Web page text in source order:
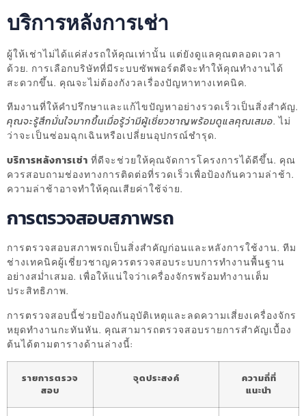
บริการหลังการเช่า
ผู้ให้เช่าไม่ได้แค่ส่งรถให้คุณเท่านั้น แต่ยังดูแลคุณตลอดเวลา
ด้วย. การเลือกบริษัทที่มีระบบซัพพอร์ตดีจะทำให้คุณทำงานได้
สะดวกขึ้น. คุณจะไม่ต้องกังวลเรื่องปัญหาทางเทคนิค.
ทีมงานที่ให้คำปรึกษาและแก้ไขปัญหาอย่างรวดเร็วเป็นสิ่งสำคัญ.
คุณจะรู้สึกมั่นใจมากขึ้นเมื่อรู้ว่ามีผู้เชี่ยวชาญพร้อมดูแลคุณเสมอ. ไม่
ว่าจะเป็นซ่อมฉุกเฉินหรือเปลี่ยนอุปกรณ์ชำรุด.
บริการหลังการเช่า ที่ดีจะช่วยให้คุณจัดการโครงการได้ดีขึ้น. คุณ
ควรสอบถามช่องทางการติดต่อที่รวดเร็วเพื่อป้องกันความล่าช้า.
ความล่าช้าอาจทำให้คุณเสียค่าใช้จ่าย.
การตรวจสอบสภาพรถ
การตรวจสอบสภาพรถเป็นสิ่งสำคัญก่อนและหลังการใช้งาน. ทีม
ช่างเทคนิคผู้เชี่ยวชาญควรตรวจสอบระบบการทำงานพื้นฐาน
อย่างสม่ำเสมอ. เพื่อให้แน่ใจว่าเครื่องจักรพร้อมทำงานเต็ม
ประสิทธิภาพ.
การตรวจสอบนี้ช่วยป้องกันอุบัติเหตุและลดความเสี่ยงเครื่องจักร
หยุดทำงานกะทันหัน. คุณสามารถตรวจสอบรายการสำคัญเบื้อง
ต้นได้ตามตารางด้านล่างนี้:
รายการตรวจ
สอบ
จุดประสงค์
ความถี่ที่
แนะนำ